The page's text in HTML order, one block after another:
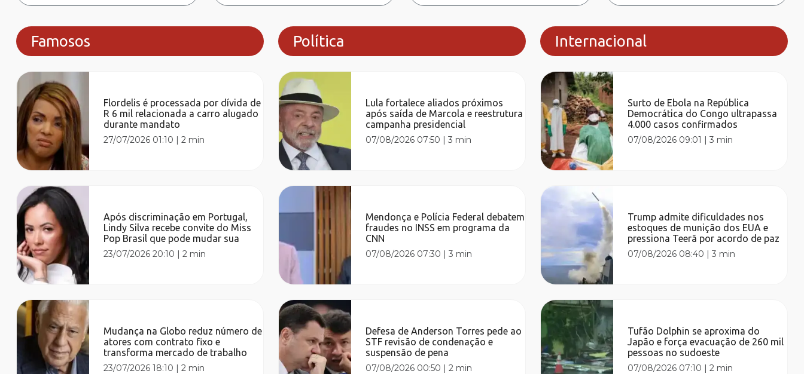
Famosos
Flordelis é processada por dívida de
R 6 mil relacionada a carro alugado
durante mandato
27/07/2026 01:10 |2 min
Após discriminação em Portugal,
Lindy Silva recebe convite do Miss
Pop Brasil que pode mudar sua
23/07/2026 20:10 |2 min
Mudança na Globo reduz número de
atores com contrato fixo e
transforma mercado de trabalho
23/07/2026 18:10 |2 min
Política
Lula fortalece aliados próximos
após saída de Marcola e reestrutura
campanha presidencial
07/08/2026 07:50 |3 min
Mendonça e Polícia Federal debatem
fraudes no INSS em programa da
CNN
07/08/2026 07:30 |3 min
Defesa de Anderson Torres pede ao
STF revisão de condenação e
suspensão de pena
07/08/2026 00:50 |2 min
Internacional
Surto de Ebola na República
Democrática do Congo ultrapassa
4.000 casos confirmados
07/08/2026 09:01 |3 min
Trump admite dificuldades nos
estoques de munição dos EUA e
pressiona Teerã por acordo de paz
07/08/2026 08:40 |3 min
Tufão Dolphin se aproxima do
Japão e força evacuação de 260 mil
pessoas no sudoeste
07/08/2026 07:10 |2 min